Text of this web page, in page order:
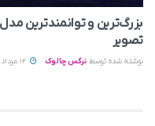
بزرگ‌ترین و توانمندترین
تصویر
نوشته شده توسط نرگس چالوک